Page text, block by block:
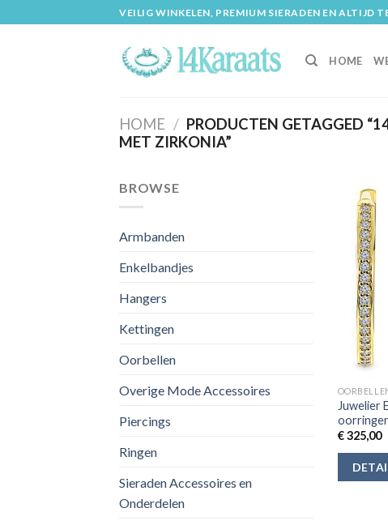
to
VEILIG WINKELEN, PREMIUM SIERADEN EN ALTIJD
HOME
HOME / PRODUCTEN GETAGGED
MET ZIRKONIA”
BROWSE
Armbanden
Enkelbandjes
Hangers
Kettingen
Oorbellen
Overige Mode Accessoires
Piercings
Ringen
Sieraden Accessoires en
Onderdelen
Juwelier
€325,00